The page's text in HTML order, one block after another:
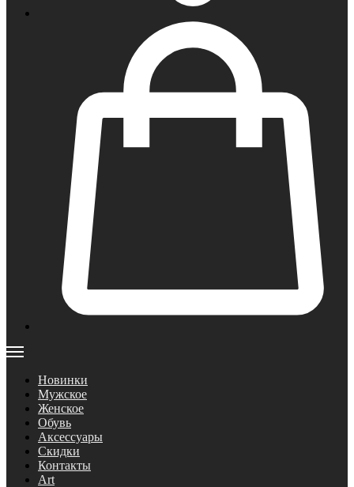
Новинки
Мужское
Женское
Обувь
Аксессуары
Скидки
Контакты
Art